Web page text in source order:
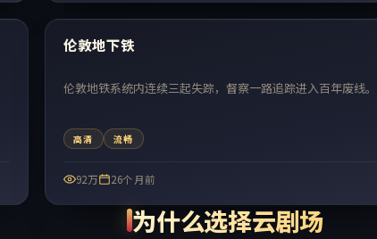
热门
伦敦地下铁
伦敦地铁系统内连续三起失踪，督察一路追踪进入百年废线。
高清 流畅
92万 26个月前
为什么选择云剧场